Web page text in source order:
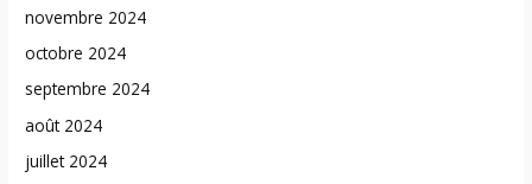
novembre 2024
octobre 2024
septembre 2024
août 2024
juillet 2024